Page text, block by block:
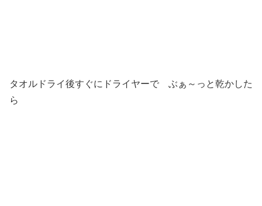
タオルドライ後すぐにドライヤーで ぶぁ～っと乾かした
ら